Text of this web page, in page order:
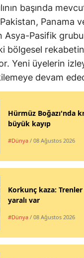
başında
Panama
Asya-Pasifik
bölgesel
Yeni üyelerin
devam
Hürmüz Boğazı'nda
büyük kayıp
#Dünya / 08 Ağustos 2026
Korkunç kaza: Trenler
yaralı var
#Dünya / 08 Ağustos 2026